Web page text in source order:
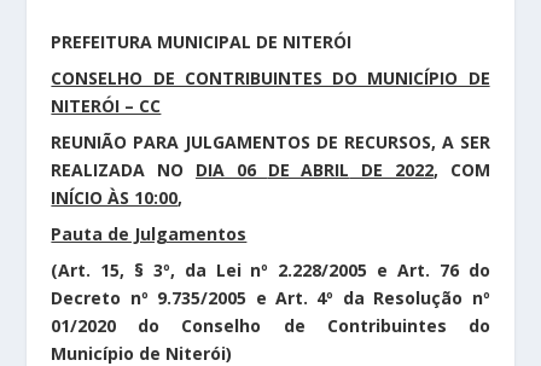
PREFEITURA MUNICIPAL DE NITERÓI
CONSELHO DE CONTRIBUINTES DO MUNICÍPIO DE
NITERÓI – CC
REUNIÃO PARA JULGAMENTOS DE RECURSOS, A SER
REALIZADA NO DIA 06 DE ABRIL DE 2022, COM
INÍCIO ÀS 10:00,
Pauta de Julgamentos
(Art. 15, § 3º, da Lei nº 2.228/2005 e Art. 76 do
Decreto nº 9.735/2005 e Art. 4º da Resolução nº
01/2020 do Conselho de Contribuintes do
Município de Niterói)